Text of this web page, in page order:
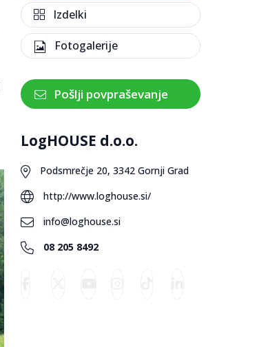
Izdelki
Fotogalerije
Pošlji povpraševanje
LogHOUSE d.o.o.
Podsmrečje 20, 3342 Gornji Grad
http://www.loghouse.si/
info@loghouse.si
08 205 8492